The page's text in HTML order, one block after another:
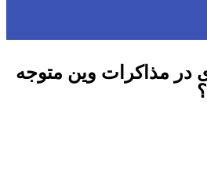
مذاکرات وین متوجه